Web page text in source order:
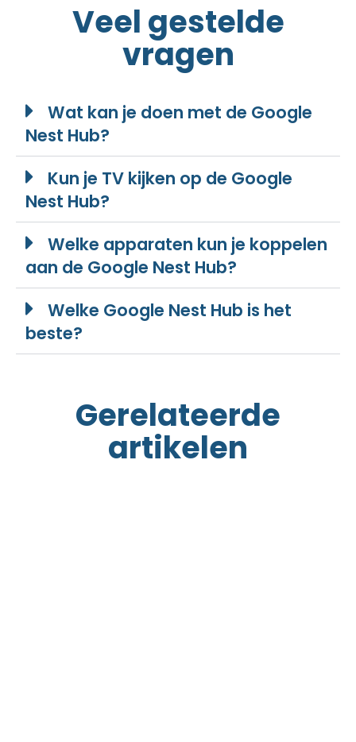
Veel gestelde
vragen
Wat kan je doen met de Google
Nest Hub?
Kun je TV kijken op de Google
Nest Hub?
Welke apparaten kun je koppelen
aan de Google Nest Hub?
Welke Google Nest Hub is het
beste?
Gerelateerde
artikelen